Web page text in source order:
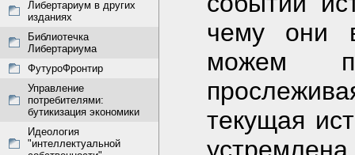
Либертариум в других
изданиях
Библиотечка
Либертариума
ФутуроФронтир
Управление
потребителями:
бутикизация экономики
Идеология
"интеллектуальной
чему они
можем
текущая